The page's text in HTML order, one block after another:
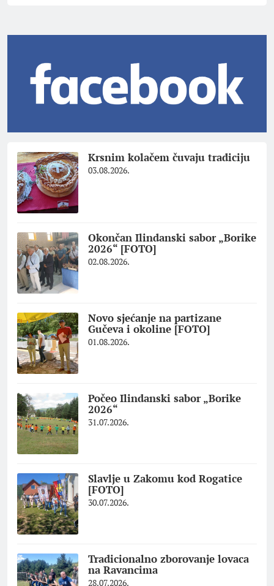
Krsnim kolačem čuvaju tradiciju
03.08.2026.
Okončan Ilindanski sabor „Borike
2026“ [FOTO]
02.08.2026.
Novo sjećanje na partizane
Gučeva i okoline [FOTO]
01.08.2026.
Počeo Ilindanski sabor „Borike
2026“
31.07.2026.
Slavlje u Zakomu kod Rogatice
[FOTO]
30.07.2026.
Tradicionalno zborovanje lovaca
na Ravancima
28.07.2026.